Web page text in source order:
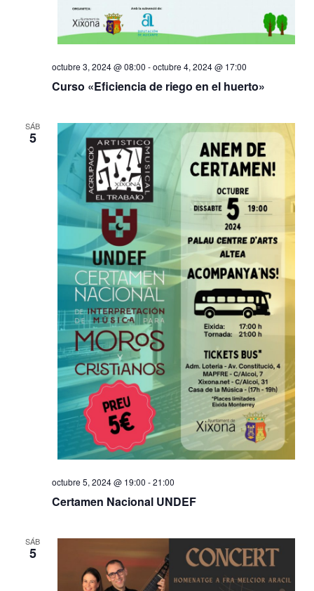
Curso «Eficiencia de riego en el huerto»
octubre 3, 2024 @ 08:00 -octubre 4, 2024 @ 17:00
SÁB
5
Certamen Nacional UNDEF
octubre 5, 2024 @ 19:00 -21:00
SÁB
5